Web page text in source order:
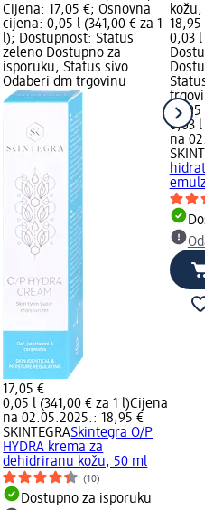
Cijena: 17,05 €; Osnovna
cijena: 0,05 l (341,00 € za 1
l); Dostupnost: Status
zeleno Dostupno za
isporuku, Status sivo
Odaberi dm trgovinu
17,05 €
0,05 l (341,00 € za 1 l)Cijena
na 02.05.2025.: 18,95 €
SKINTEGRASkintegra O/P
HYDRA krema za
dehidriranu kožu, 50 ml
(10)
Dostupno za isporuku
kožu,
18,95 €;
0,03 l
Status
trgovinu
18,95 €
0,03 l
na